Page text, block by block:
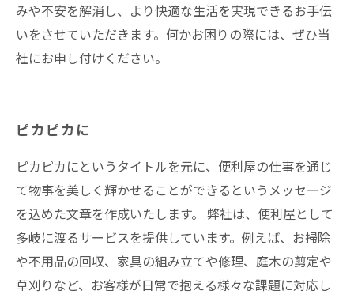
みや不安を解消し、より快適な生活を実現できるお手伝
いをさせていただきます。何かお困りの際には、ぜひ当
社にお申し付けください。
ピカピカに
ピカピカにというタイトルを元に、便利屋の仕事を通じ
て物事を美しく輝かせることができるというメッセージ
を込めた文章を作成いたします。 弊社は、便利屋として
多岐に渡るサービスを提供しています。例えば、お掃除
や不用品の回収、家具の組み立てや修理、庭木の剪定や
草刈りなど、お客様が日常で抱える様々な課題に対応し